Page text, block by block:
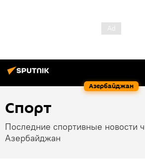
Азербайджан
Спорт
Последние спортивные новости
Азербайджан